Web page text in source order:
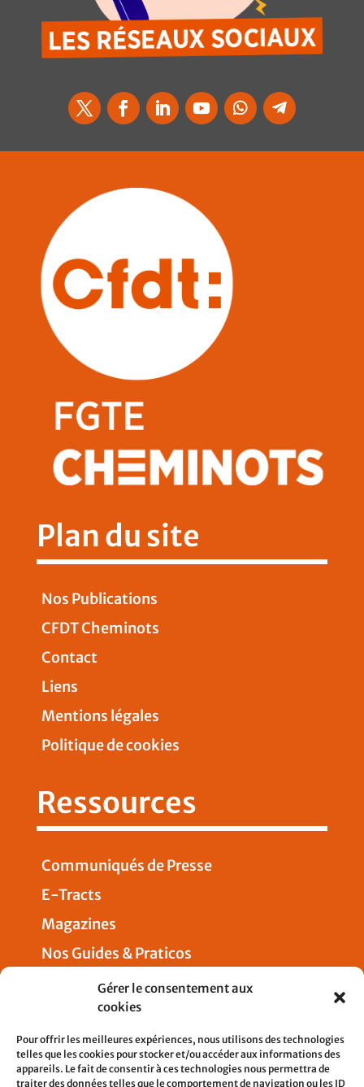
Gérer le consentement aux
cookies
Pour offrir les meilleures expériences, nous utilisons des technologies
telles que les cookies pour stocker et/ou accéder aux informations des
appareils. Le fait de consentir à ces technologies nous permettra de
traiter des données telles que le comportement de navigation ou les ID
Plan du site
Nos Publications
CFDT Cheminots
Contact
Liens
Mentions légales
Politique de cookies
Ressources
Communiqués de Presse
E-Tracts
Magazines
Nos Guides & Praticos
Nous joindre